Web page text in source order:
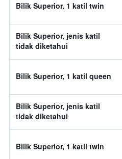
Bilik Superior, 1 katil twin
Bilik Superior, jenis katil
tidak diketahui
Bilik Superior, 1 katil queen
Bilik Superior, jenis katil
tidak diketahui
Bilik Superior, 1 katil twin